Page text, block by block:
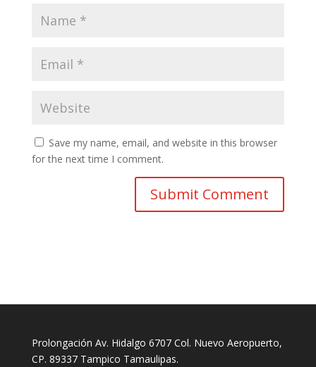
Save my name, email, and website in this browser
for the next time I comment.
Prolongación Av. Hidalgo 6707 Col. Nuevo Aeropuerto,
CP. 89337 Tampico Tamaulipas.